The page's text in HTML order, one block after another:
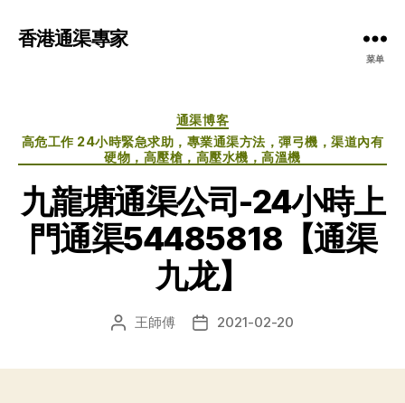
香港通渠專家
菜单
分
类
通渠博客
高危工作 24小時緊急求助，專業通渠方法，彈弓機，渠道內有
硬物，高壓槍，高壓水機，高溫機
九龍塘通渠公司-24小時上
門通渠54485818【通渠
九龙】
文 王師傅
发 2021-02-20